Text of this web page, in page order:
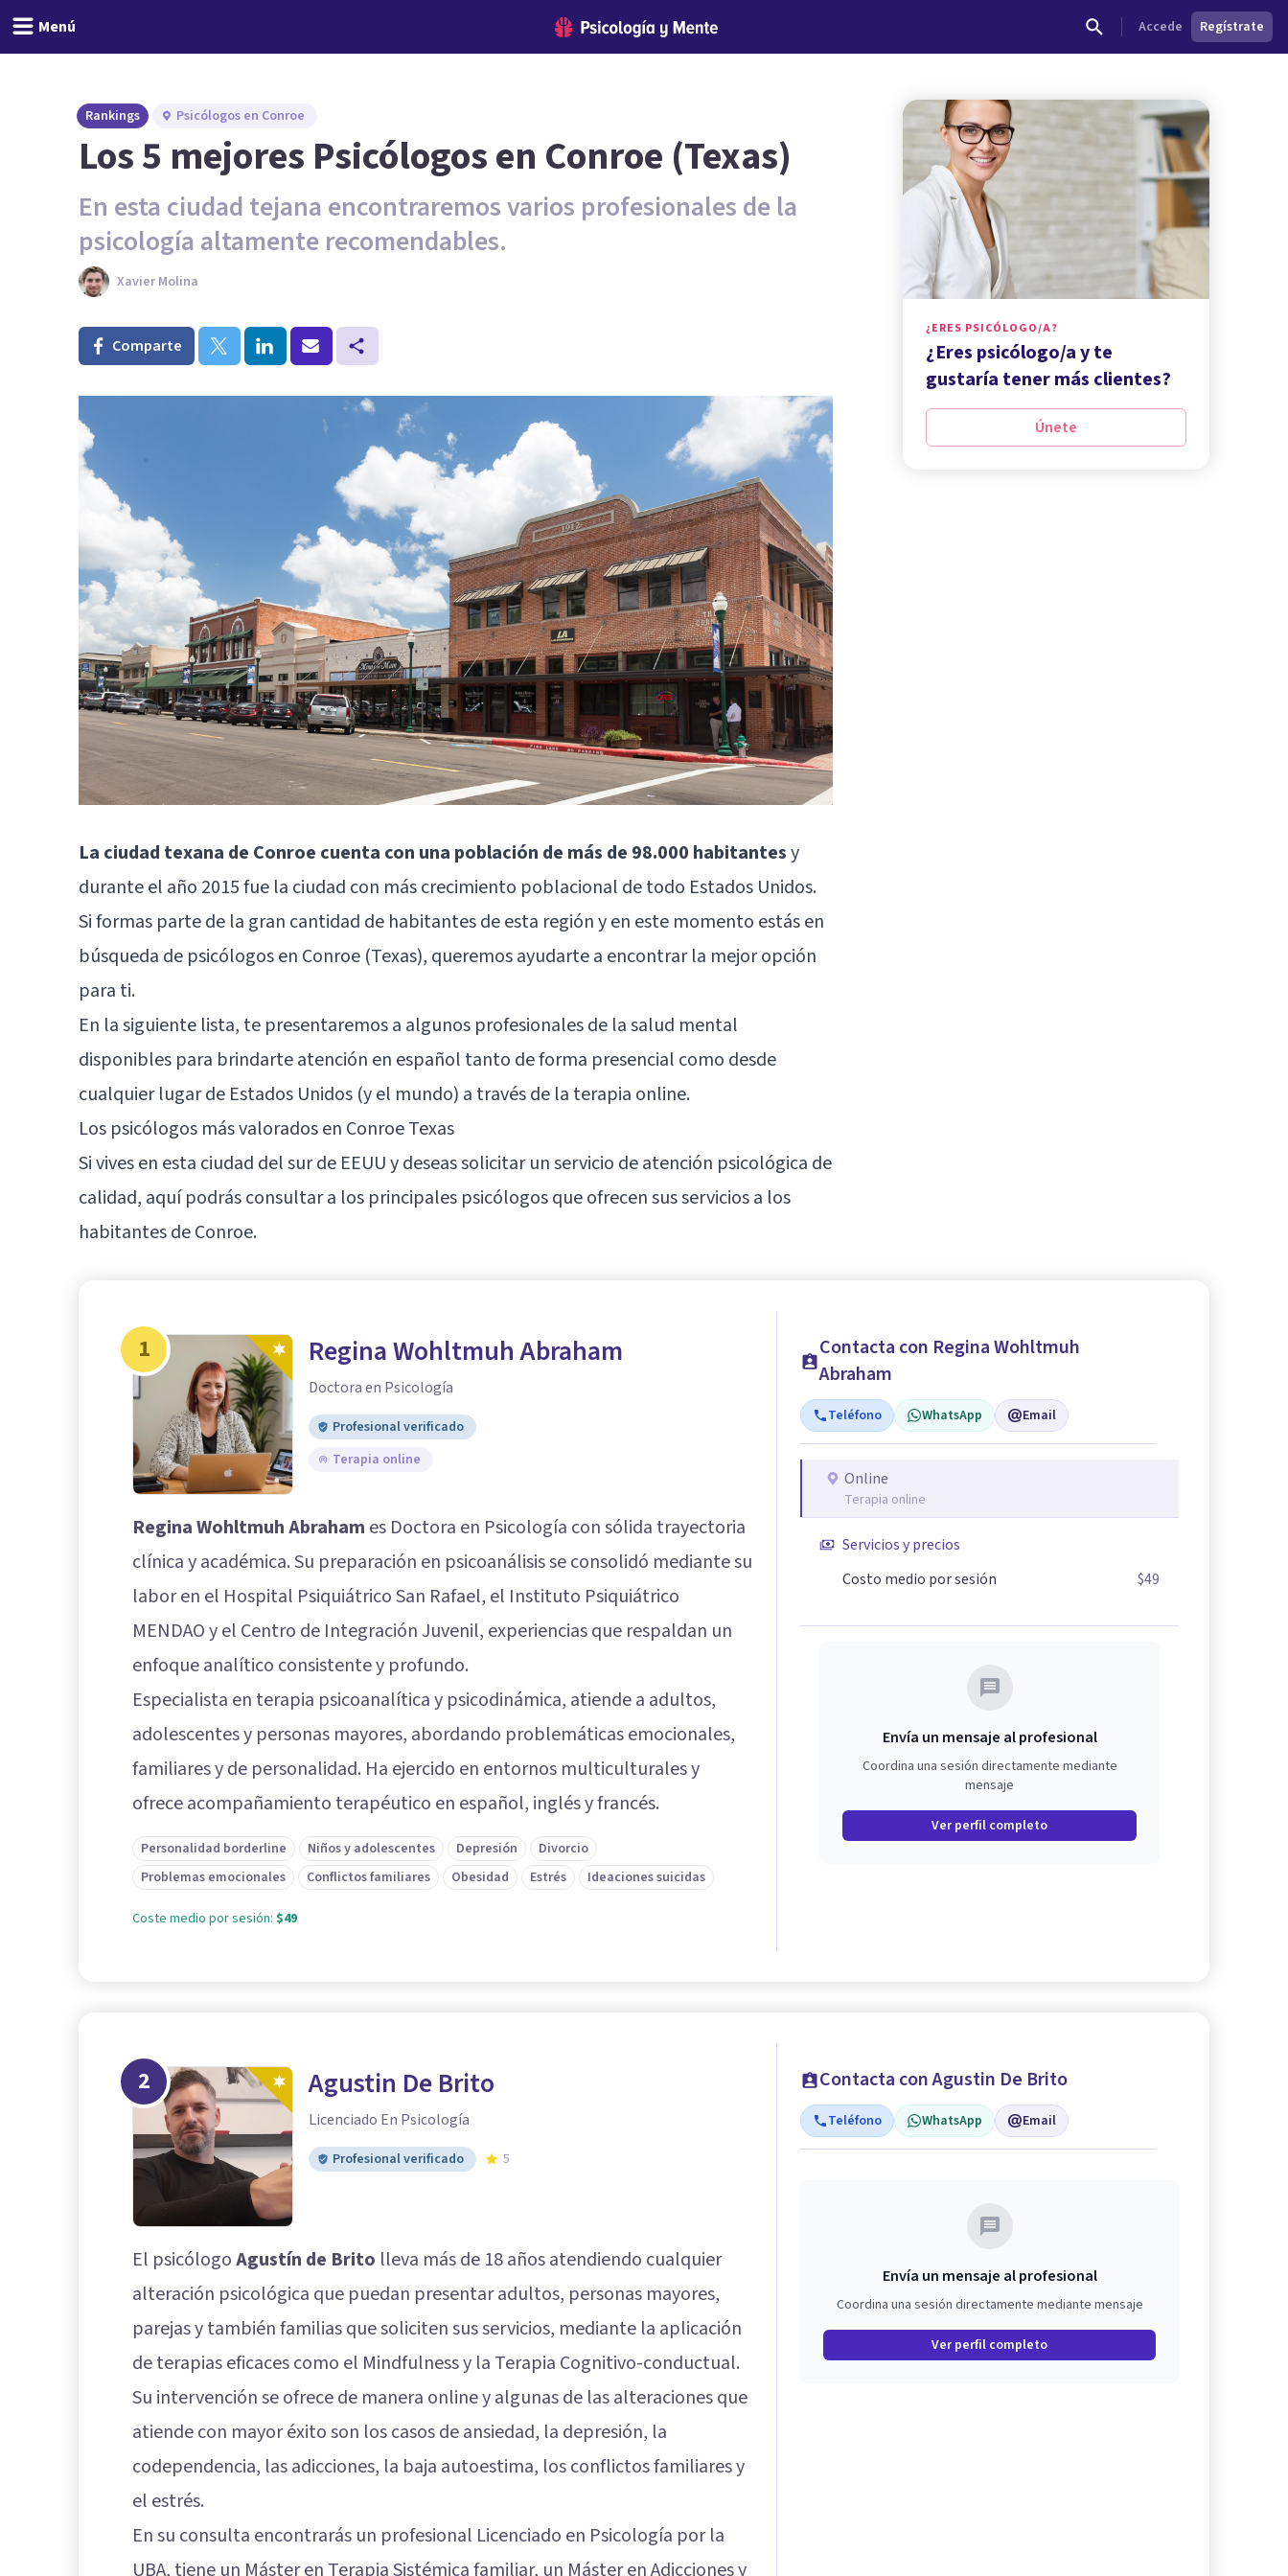
Menú Accede Regístrate
Rankings Psicólogos en Conroe
Los 5 mejores Psicólogos en Conroe (Texas)
En esta ciudad tejana encontraremos varios profesionales de la
psicología altamente recomendables.
Xavier Molina
Comparte
La ciudad texana de Conroe cuenta con una población de más de 98.000 habitantesy
durante el año 2015 fue la ciudad con más crecimiento poblacional de todo Estados Unidos.
Si formas parte de la gran cantidad de habitantes de esta región y en este momento estás en
búsqueda de psicólogos en Conroe (Texas), queremos ayudarte a encontrar la mejor opción
para ti.
En la siguiente lista, te presentaremos a algunos profesionales de la salud mental
disponibles para brindarte atención en español tanto de forma presencial como desde
cualquier lugar de Estados Unidos (y el mundo) a través de la terapia online.
Los psicólogos más valorados en Conroe Texas
Si vives en esta ciudad del sur de EEUU y deseas solicitar un servicio de atención psicológica de
calidad, aquí podrás consultar a los principales psicólogos que ofrecen sus servicios a los
habitantes de Conroe.
¿ERES PSICÓLOGO/A?
¿Eres psicólogo/a y te
gustaría tener más clientes?
Únete
1 Regina Wohltmuh Abraham
Doctora en Psicología
Profesional verificado
Terapia online
Regina Wohltmuh Abraham es Doctora en Psicología con sólida trayectoria
clínica y académica. Su preparación en psicoanálisis se consolidó mediante su
labor en el Hospital Psiquiátrico San Rafael, el Instituto Psiquiátrico
MENDAO y el Centro de Integración Juvenil, experiencias que respaldan un
enfoque analítico consistente y profundo.
Especialista en terapia psicoanalítica y psicodinámica, atiende a adultos,
adolescentes y personas mayores, abordando problemáticas emocionales,
familiares y de personalidad. Ha ejercido en entornos multiculturales y
ofrece acompañamiento terapéutico en español, inglés y francés.
Personalidad borderline Niños y adolescentes Depresión
Divorcio
Problemas emocionales
Conflictos familiares Obesidad Estrés Ideaciones suicidas
Coste medio por sesión: $49
Contacta con Regina Wohltmuh
Abraham
Teléfono WhatsApp Email
Online
Terapia online
Servicios y precios
Costo medio por sesión
$49
Envía un mensaje al profesional
Coordina una sesión directamente mediante
mensaje
Ver perfil completo
2 Agustin De Brito
Licenciado En Psicología
Profesional verificado 5
El psicólogoAgustín de Brito lleva más de 18 años atendiendo cualquier
alteración psicológica que puedan presentar adultos, personas mayores,
parejas y también familias que soliciten sus servicios, mediante la aplicación
de terapias eficaces como el Mindfulness y la Terapia Cognitivo-conductual.
Su intervención se ofrece de manera online y algunas de las alteraciones que
atiende con mayor éxito son los casos de ansiedad, la depresión, la
codependencia, las adicciones, la baja autoestima, los conflictos familiares y
el estrés.
En su consulta encontrarás un profesional Licenciado en Psicología por la
Contacta con Agustin De Brito
Teléfono WhatsApp Email
Envía un mensaje al profesional
Coordina una sesión directamente mediante mensaje
Ver perfil completo